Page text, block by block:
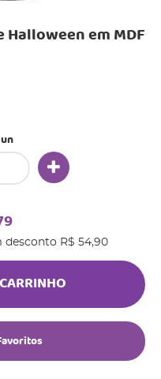
em MDF
desconto R$ 54,90